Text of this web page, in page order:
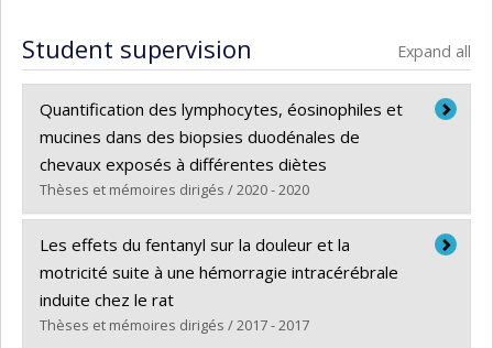
Student supervision Expand all
Quantification des lymphocytes, éosinophiles et
mucines dans des biopsies duodénales de
chevaux exposés à différentes diètes
Thèses et mémoires dirigés / 2020 - 2020
Graduate :Rullier, Marine
Cycle :Master's
Grade :M. Sc.
Lien vers le document dans Papyrus
Les effets du fentanyl sur la douleur et la
motricité suite à une hémorragie intracérébrale
induite chez le rat
Thèses et mémoires dirigés / 2017 - 2017